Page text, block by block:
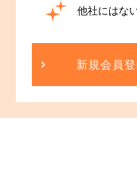
他社にはな
新規会員